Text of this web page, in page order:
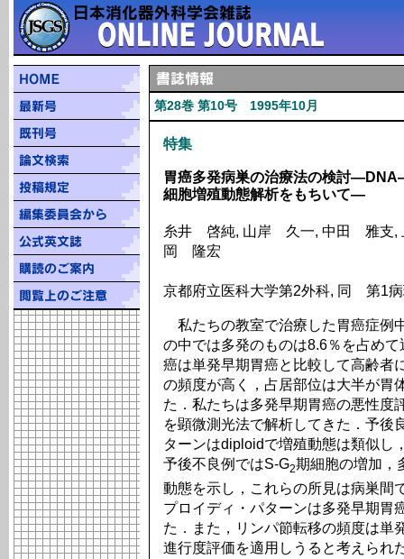
第28巻 第10号 1995年10月
特集
胃癌多発病巣の治療法の検討
細胞増殖動態解析をもちいて―
糸井 啓純, 山岸 久一, 中田 雅支
岡 隆宏
京都府立医科大学第2外科, 同 第1
私たちの教室で治療した胃癌症例
の中では多発のものは8.6％を占め
癌は単発早期胃癌と比較して高齢者
の頻度が高く，占居部位は大半が胃
た．私たちは多発早期胃癌の悪性度
を顕微測光法で解析してきた．予後
ターンはdiploidで増殖動態は類似し
予後不良例ではS-G2期細胞の増加，
動態を示し，これらの所見は病巣間
プロイディ・パターンは多発早期胃
た．また，リンパ節転移の頻度は単
進行度評価を適用しうると考えられ